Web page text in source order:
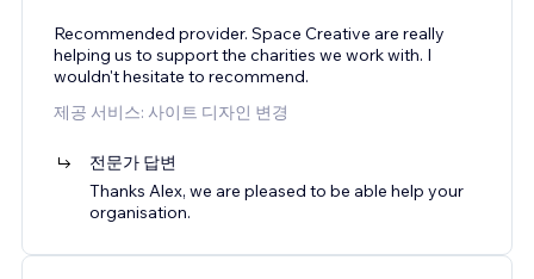
Recommended provider. Space Creative are really
helping us to support the charities we work with. I
wouldn't hesitate to recommend.
제공 서비스: 사이트 디자인 변경
전문가 답변
Thanks Alex, we are pleased to be able help your
organisation.